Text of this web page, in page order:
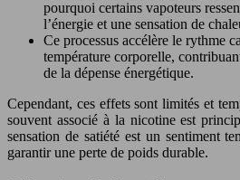
pourquoi certains vapoteurs
l’énergie et une sensation de
Ce processus accélère le rythme
température corporelle,
de la dépense énergétique.
Cependant, ces effets sont limités et
souvent associé à la nicotine est
sensation de satiété est un sentiment
garantir une perte de poids durable.